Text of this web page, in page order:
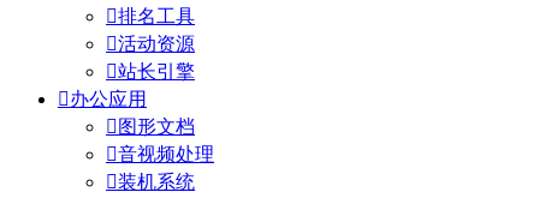
排名工具
活动资源
站长引擎
办公应用
 图形文档
音视频处理
装机系统